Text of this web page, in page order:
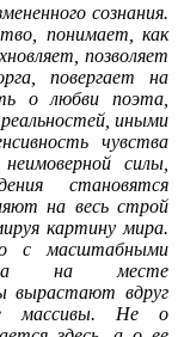
сознания.
понимает, как
позволяет
повергает на
о любви поэта,
иными
чувства
силы,
становятся
на весь строй
картину мира.
с масштабными
на месте
вырастают вдруг
массивы. Не о